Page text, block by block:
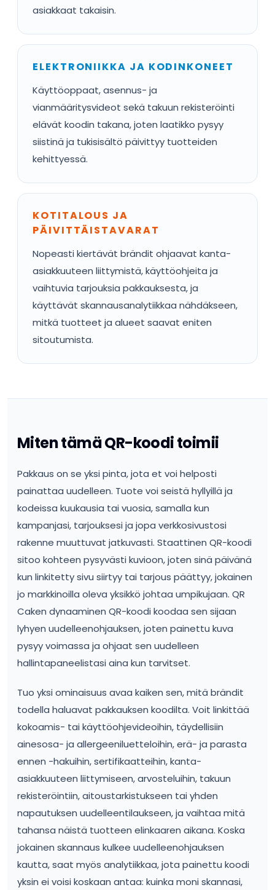
asiakkaat takaisin.
ELEKTRONIIKKA JA KODINKONEET
Käyttöoppaat, asennus- ja
vianmääritysvideot sekä takuun rekisteröinti
elävät koodin takana, joten laatikko pysyy
siistinä ja tukisisältö päivittyy tuotteiden
kehittyessä.
KOTITALOUS JA
PÄIVITTÄISTAVARAT
Nopeasti kiertävät brändit ohjaavat kanta-
asiakkuuteen liittymistä, käyttöohjeita ja
vaihtuvia tarjouksia pakkauksesta, ja
käyttävät skannausanalytiikkaa nähdäkseen,
mitkä tuotteet ja alueet saavat eniten
sitoutumista.
Miten tämä QR-koodi toimii
Pakkaus on se yksi pinta, jota et voi helposti
painattaa uudelleen. Tuote voi seistä hyllyillä ja
kodeissa kuukausia tai vuosia, samalla kun
kampanjasi, tarjouksesi ja jopa verkkosivustosi
rakenne muuttuvat jatkuvasti. Staattinen QR-koodi
sitoo kohteen pysyvästi kuvioon, joten sinä päivänä
kun linkitetty sivu siirtyy tai tarjous päättyy, jokainen
jo markkinoilla oleva yksikkö johtaa umpikujaan. QR
Caken dynaaminen QR-koodi koodaa sen sijaan
lyhyen uudelleenohjauksen, joten painettu kuva
pysyy voimassa ja ohjaat sen uudelleen
hallintapaneelistasi aina kun tarvitset.
Tuo yksi ominaisuus avaa kaiken sen, mitä brändit
todella haluavat pakkauksen koodilta. Voit linkittää
kokoamis- tai käyttöohjevideoihin, täydellisiin
ainesosa- ja allergeeniluetteloihin, erä- ja parasta
ennen -hakuihin, sertifikaatteihin, kanta-
asiakkuuteen liittymiseen, arvosteluihin, takuun
rekisteröintiin, aitoustarkistukseen tai yhden
napautuksen uudelleentilaukseen, ja vaihtaa mitä
tahansa näistä tuotteen elinkaaren aikana. Koska
jokainen skannaus kulkee uudelleenohjauksen
kautta, saat myös analytiikkaa, jota painettu koodi
yksin ei voisi koskaan antaa: kuinka moni skannasi,